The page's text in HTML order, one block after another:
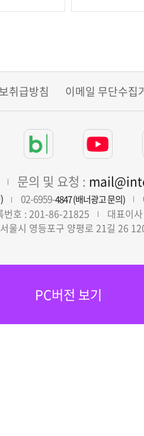
취급방침 이메일 무단수집
문의 및 요청 :
02-6959-4847 (배너광고 문의)
번호 : 201-86-21825
대표이
울시 영등포구 양평로 21길 26
PC버전 보기